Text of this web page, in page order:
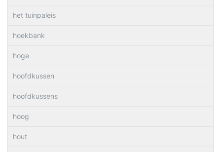
het tuinpaleis
hoekbank
hoge
hoofdkussen
hoofdkussens
hoog
hout